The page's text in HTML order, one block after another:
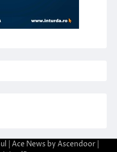
| Ace News by Ascendoor